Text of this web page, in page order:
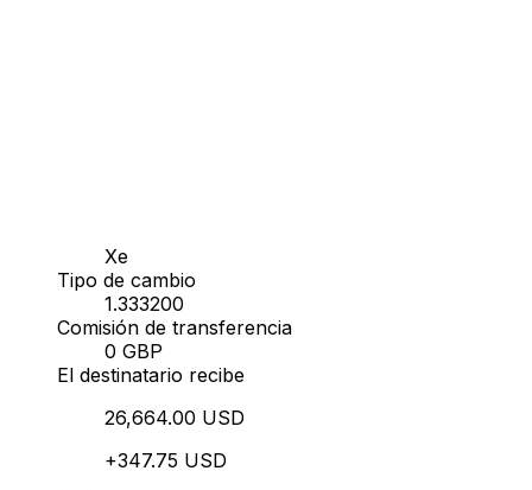
Xe
Tipo de cambio
1.333200
Comisión de transferencia
0 GBP
El destinatario recibe
26,664.00 USD
+347.75 USD